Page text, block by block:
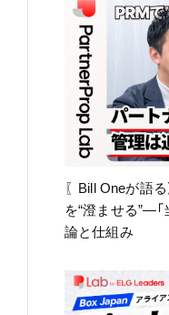
〖Bill Oneが語
を“澄ませる”—
論と仕組み